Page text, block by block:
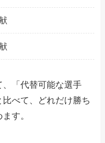
「代替可能な選手
比べて、どれだけ勝ち
す。